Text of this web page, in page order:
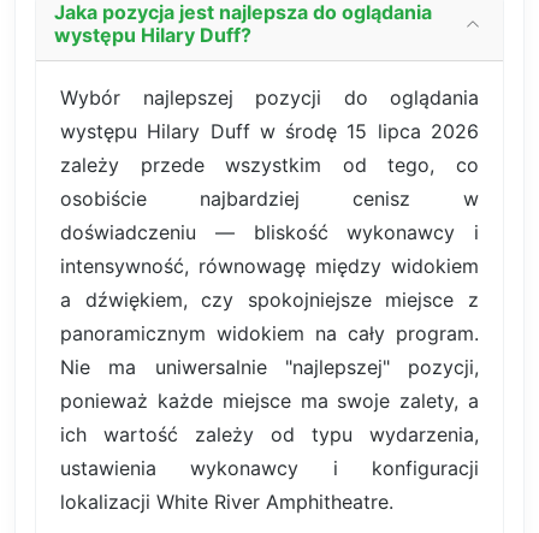
Jaka pozycja jest najlepsza do oglądania
występu Hilary Duff?
Wybór najlepszej pozycji do oglądania
występu Hilary Duff w środę 15 lipca 2026
zależy przede wszystkim od tego, co
osobiście najbardziej cenisz w
doświadczeniu — bliskość wykonawcy i
intensywność, równowagę między widokiem
a dźwiękiem, czy spokojniejsze miejsce z
panoramicznym widokiem na cały program.
Nie ma uniwersalnie "najlepszej" pozycji,
ponieważ każde miejsce ma swoje zalety, a
ich wartość zależy od typu wydarzenia,
ustawienia wykonawcy i konfiguracji
lokalizacji White River Amphitheatre.